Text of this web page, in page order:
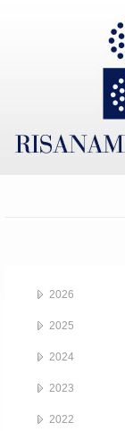
2026
2025
2024
2023
2022